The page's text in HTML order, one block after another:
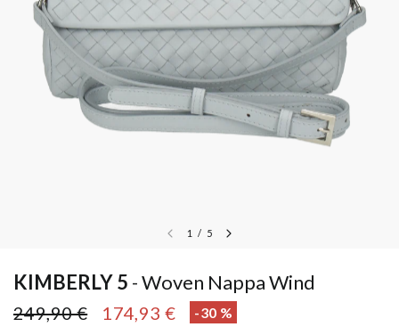
1 / 5
KIMBERLY 5 Woven Nappa Wind
249,90 € 174,93 € -30 %